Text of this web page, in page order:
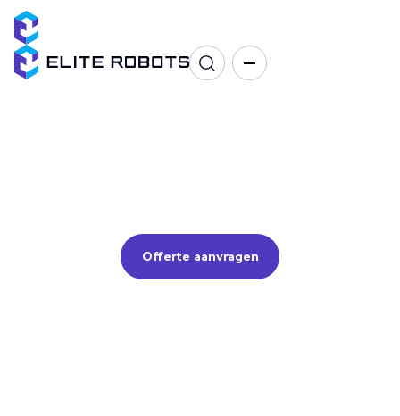
Offerte aanvragen
Offerte aanvragen